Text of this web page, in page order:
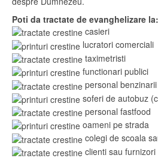
Poti da tractate de evanghelizare la:
casieri
lucratori comerciali
taximetristi
functionari publici
personal benzinarii
soferi de autobuz
personal fastfood
oameni pe strada
colegi de scoala
clienti sau furnizori